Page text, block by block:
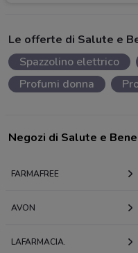
Le offerte di Salute e
Spazzolino elettrico
Profumi donna
Negozi di Salute e
FARMAFREE
AVON
LAFARMACIA.